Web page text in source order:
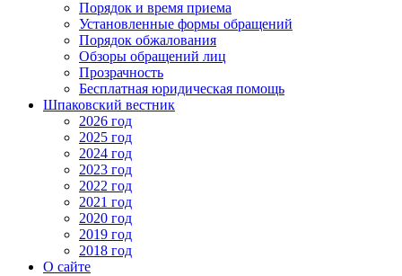
Порядок и время приема
Установленные формы обращений
Порядок обжалования
Обзоры обращений лиц
Прозрачность
Бесплатная юридическая помощь
Шпаковский вестник
2026 год
2025 год
2024 год
2023 год
2022 год
2021 год
2020 год
2019 год
2018 год
О сайте